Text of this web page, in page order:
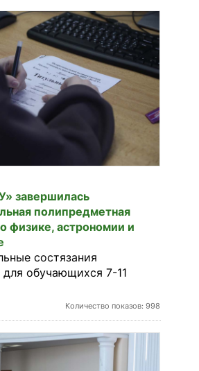
завершилась
полипредметная
физике, астрономии и
состязания
обучающихся 7-11
Количество показов: 998